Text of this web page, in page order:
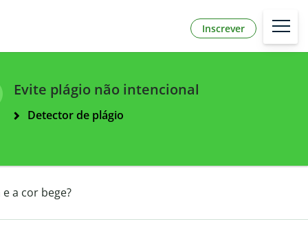
Inscrever
Evite plágio não intencional
Detector de plágio
a cor bege?